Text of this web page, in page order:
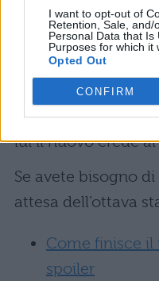
I want to opt-out of
Retention, Sale, and/
Personal Data that Is
Purposes for which it
Opted Out
CONFIRM
gusto personale
tra i primi, sia
Cersei Lannister, e
mente ad autori e
genio diTyrion
lui il nuovo erede
Se avete bisogno
attesa dell’ottava
Come finisce il
spoiler